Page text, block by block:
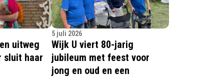
uitweg
sluit haar
5 juli 2026
Wijk U viert 80-jarig
jubileum met feest voor
jong en oud en een